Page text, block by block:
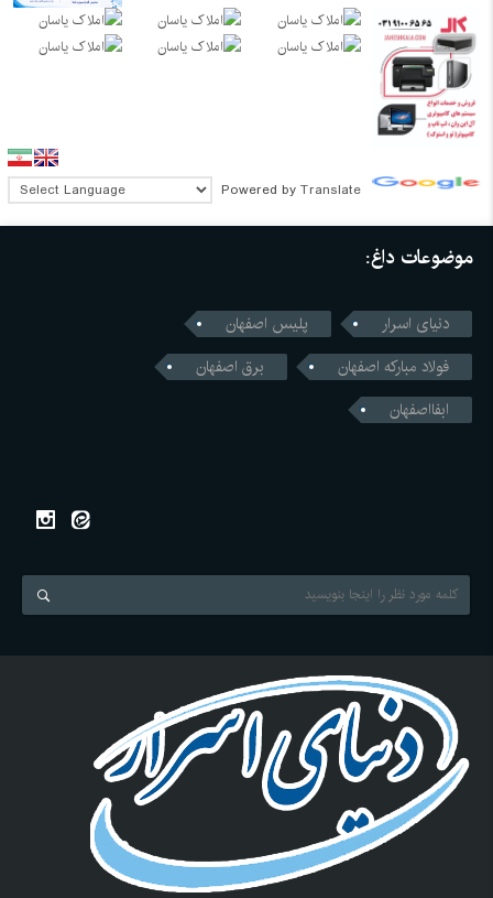
Powered by Translate
موضوعات داغ:
دنیای اسرار
پلیس اصفهان
فولاد مبارکه اصفهان
برق اصفهان
ابفااصفهان